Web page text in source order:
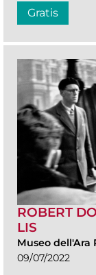
Gratis
ROBERT
LIS
Museo dell'Ara
09/07/2022